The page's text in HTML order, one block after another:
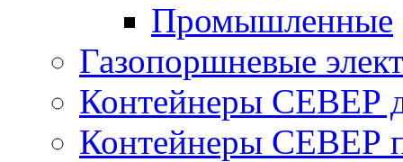
Промышленные
Газопоршневые
Контейнеры СЕВЕР
Контейнеры СЕВЕР